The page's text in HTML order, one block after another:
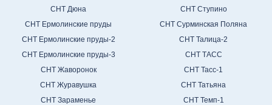
СНТ Дюна
СНТ Ермолинские пруды
СНТ Ермолинские пруды-2
СНТ Ермолинские пруды-3
СНТ Жаворонок
СНТ Журавушка
СНТ Зараменье
СНТ Ступино
СНТ Сурминская Поляна
СНТ Талица-2
СНТ ТАСС
СНТ Тасс-1
СНТ Татьяна
СНТ Темп-1